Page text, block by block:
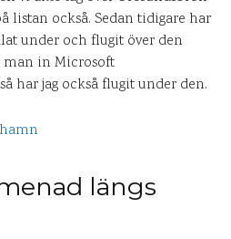
listan också. Sedan tidigare har
under och flugit över den
man in Microsoft
har jag också flugit under den.
längs